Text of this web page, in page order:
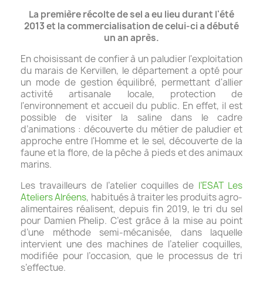
La première récolte de sel a eu lieu durant l'été
2013 et la commercialisation de celui-ci a débuté
un an après.
En choisissant de confier à un paludier l'exploitation
du marais de Kervillen, le département a opté pour
un mode de gestion équilibré, permettant d'allier
activité artisanale locale, protection de
l'environnement et accueil du public. En effet, il est
possible de visiter la saline dans le cadre
d’animations : découverte du métier de paludier et
approche entre l'Homme et le sel, découverte de la
faune et la flore, de la pêche à pieds et des animaux
marins.
Les travailleurs de l’atelier coquilles de l’ESAT Les
Ateliers Alréens, habitués à traiter les produits agro-
alimentaires réalisent, depuis fin 2019, le tri du sel
pour Damien Phelip. C’est grâce à la mise au point
d’une méthode semi-mécanisée, dans laquelle
intervient une des machines de l’atelier coquilles,
modifiée pour l’occasion, que le processus de tri
s’effectue.